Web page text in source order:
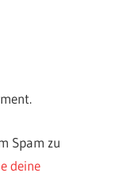
Spam zu
deine